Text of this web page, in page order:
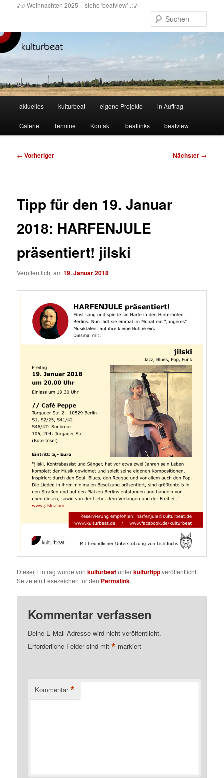
springen
♪♫ Weihnachten 2025 – siehe 'beatview' ♫♪
aktuelles kulturbeat eigene Projekte in Auftrag
Galerie Termine Kontakt beatlinks beatview
Beitragsnavigation
← Vorheriger Nächster →
Tipp für den 19. Januar
2018: HARFENJULE
präsentiert! jilski
Veröffentlicht am19. Januar 2018
Dieser Eintrag wurde vonkulturbeatunterkulturtippveröffentlicht.
Setze ein Lesezeichen für den Permalink.
Kommentar verfassen
Deine E-Mail-Adresse wird nicht veröffentlicht.
Erforderliche Felder sind mit* markiert
Kommentar *